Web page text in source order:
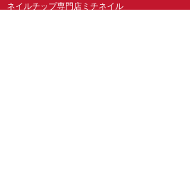
ネイルチップ専門店ミチネイル